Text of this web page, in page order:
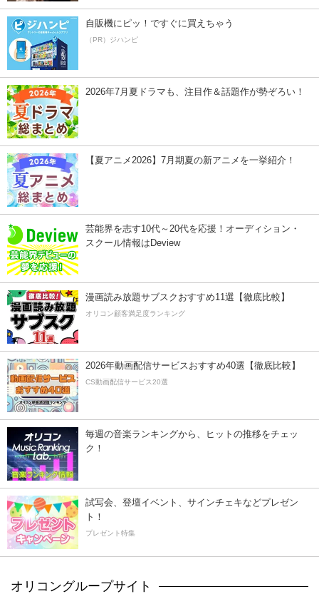
自販機にピッ！ですぐに買えちゃう
（PR）ジハンピ
2026年7月夏ドラマも、注目作＆話題作が勢ぞろい！
【夏アニメ2026】7月期夏の新アニメを一挙紹介！
芸能界を志す10代～20代を応援！オーディション・
スクール情報はDeview
漫画読み放題サブスクおすすめ11選【徹底比較】
オリコン顧客満足度ランキング
2026年動画配信サービスおすすめ40選【徹底比較】
CS動画配信サービス20選
毎週の音楽ランキングから、ヒットの推移をチェッ
ク！
試写会、登壇イベント、サインチェキなどプレゼン
ト！
プレゼント特集
オリコングループサイト